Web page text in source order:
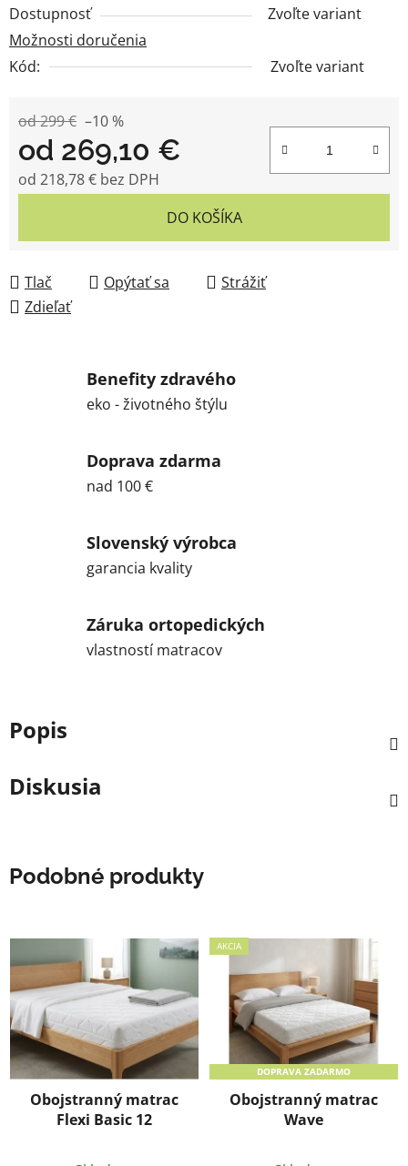
Dostupnosť
Zvoľte variant
Možnosti doručenia
Kód:
Zvoľte variant
od 299 € –10 %
od 269,10 €
od 218,78 € bez DPH
DO KOŠÍKA
Tlač Opýtať sa
Strážiť
Zdieľať
Benefity zdravého
eko - životného štýlu
Doprava zdarma
nad 100 €
Slovenský výrobca
garancia kvality
Záruka ortopedických
vlastností matracov
Popis
Diskusia
Podobné produkty
Obojstranný matrac
Flexi Basic 12
AKCIA
DOPRAVA ZADARMO
Obojstranný matrac
Wave